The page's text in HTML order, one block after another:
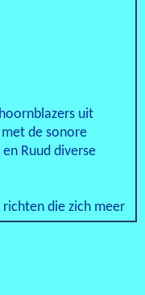
uit
de sonore
Ruud diverse
die zich meer
blazers en